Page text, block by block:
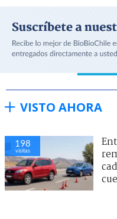
VISTO AHORA
198
visitas